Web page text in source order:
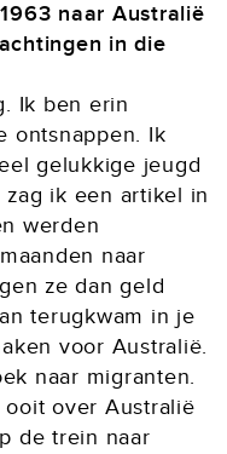
naar Australië
in die
Ik ben erin
ontsnappen. Ik
gelukkige jeugd
ik een artikel in
werden
naar
ze dan geld
terugkwam in je
voor Australië.
naar migranten.
over Australië
de trein naar